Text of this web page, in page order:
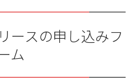
ースの申し込みフ
ム